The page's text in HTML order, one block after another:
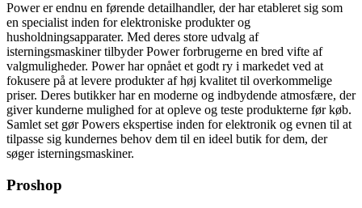
Power er endnu en førende detailhandler, der har etableret sig som
en specialist inden for elektroniske produkter og
husholdningsapparater. Med deres store udvalg af
isterningsmaskiner tilbyder Power forbrugerne en bred vifte af
valgmuligheder. Power har opnået et godt ry i markedet ved at
fokusere på at levere produkter af høj kvalitet til overkommelige
priser. Deres butikker har en moderne og indbydende atmosfære, der
giver kunderne mulighed for at opleve og teste produkterne før køb.
Samlet set gør Powers ekspertise inden for elektronik og evnen til at
tilpasse sig kundernes behov dem til en ideel butik for dem, der
søger isterningsmaskiner.
Proshop